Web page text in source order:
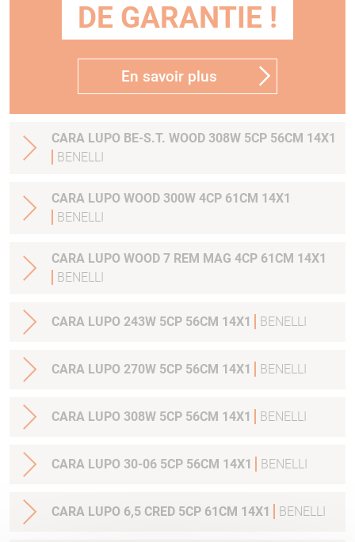
DE GARANTIE !
En savoir plus
CARA LUPO BE-S.T. WOOD 308W 5CP 56CM 14X1
BENELLI
CARA LUPO WOOD 300W 4CP 61CM 14X1
BENELLI
CARA LUPO WOOD 7 REM MAG 4CP 61CM 14X1
BENELLI
CARA LUPO 243W 5CP 56CM 14X1 BENELLI
CARA LUPO 270W 5CP 56CM 14X1 BENELLI
CARA LUPO 308W 5CP 56CM 14X1 BENELLI
CARA LUPO 30-06 5CP 56CM 14X1 BENELLI
CARA LUPO 6,5 CRED 5CP 61CM 14X1 BENELLI